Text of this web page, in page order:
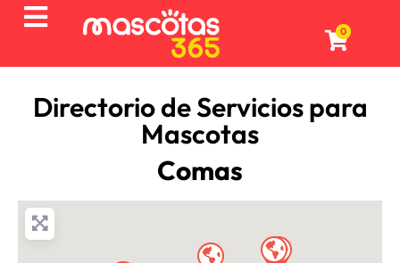
0
Directorio de Servicios para
Mascotas
Comas